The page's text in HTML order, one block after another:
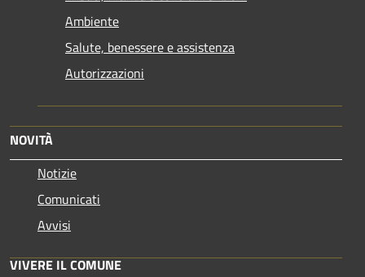
Ambiente
Salute, benessere e assistenza
Autorizzazioni
NOVITÀ
Notizie
Comunicati
Avvisi
VIVERE IL COMUNE